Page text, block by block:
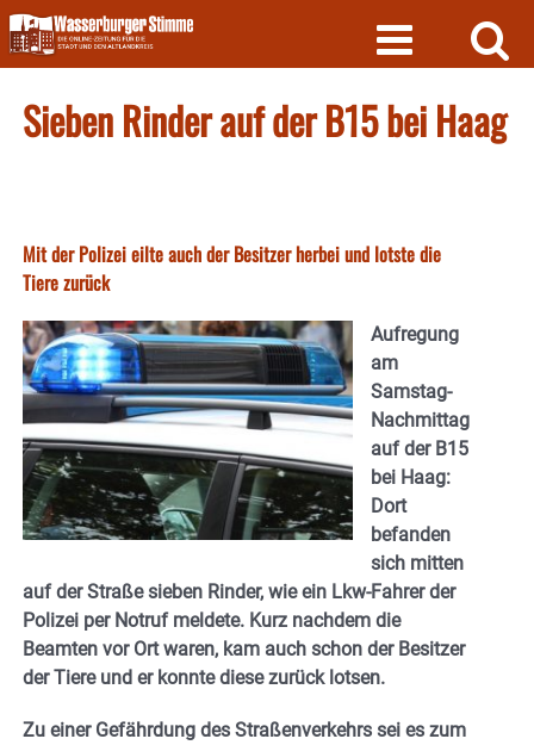
Skip
to
content
Sieben Rinder auf der B15 bei Haag
Mit der Polizei eilte auch der Besitzer herbei und lotste die
Tiere zurück
Aufregung
am
Samstag-
Nachmittag
auf der B15
bei Haag:
Dort
befanden
sich mitten
auf der Straße sieben Rinder, wie ein Lkw-Fahrer der
Polizei per Notruf meldete. Kurz nachdem die
Beamten vor Ort waren, kam auch schon der Besitzer
der Tiere und er konnte diese zurück lotsen.
Zu einer Gefährdung des Straßenverkehrs sei es zum